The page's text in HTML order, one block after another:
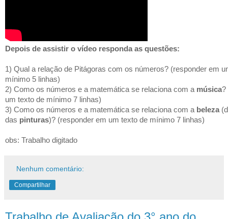
Depois de assistir o vídeo responda as questões:
1) Qual a relação de Pitágoras com os números? (responder em
mínimo 5 linhas)
2) Como os números e a matemática se relaciona com a música?
um texto de mínimo 7 linhas)
3) Como os números e a matemática se relaciona com a beleza
das pinturas)? (responder em um texto de mínimo 7 linhas)
obs: Trabalho digitado
Nenhum comentário:
Compartilhar